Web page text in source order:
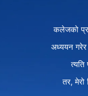
कलेजको
अध्ययन
त्यति
तर,